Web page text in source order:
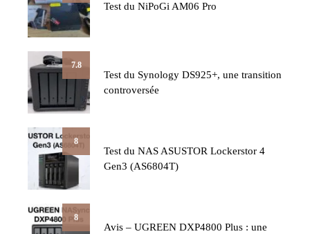
Test du NiPoGi AM06 Pro
7.8
Test du Synology DS925+, une transition
controversée
8
Test du NAS ASUSTOR Lockerstor 4
Gen3 (AS6804T)
8
Avis – UGREEN DXP4800 Plus : une